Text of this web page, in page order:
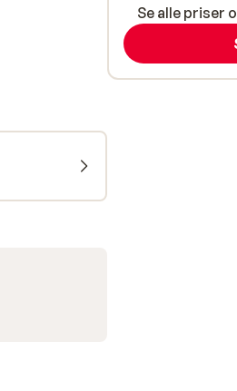
Se alle priser